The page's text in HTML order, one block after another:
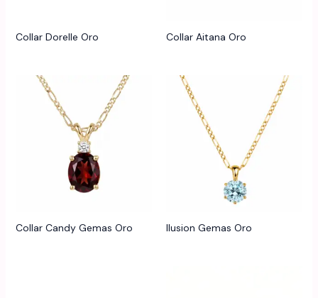
Collar Dorelle Oro Collar Aitana Oro
Collar Candy Gemas Oro Ilusion Gemas Oro